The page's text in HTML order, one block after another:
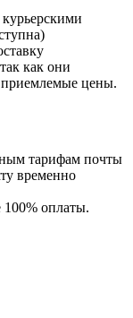
как они
приемлемые цены.
тарифам почты
временно
100% оплаты.